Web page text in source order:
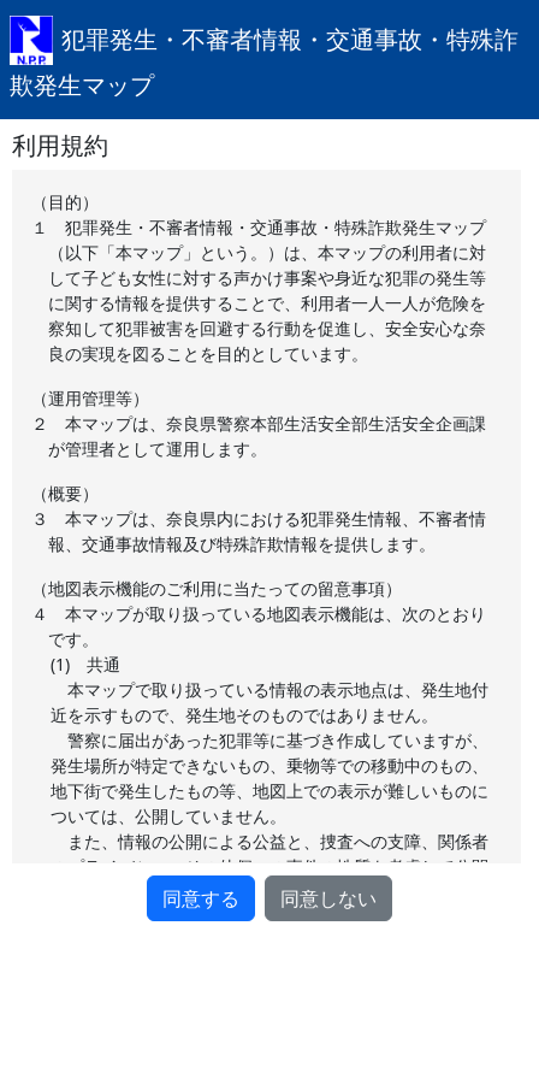
犯罪発生・不審者情報・交通事故・特殊詐
欺発生マップ
利用規約
（目的）
１
犯罪発生・不審者情報・交通事故・特殊詐欺発生マップ
（以下「本マップ」という。）は、本マップの利用者に対
して子ども女性に対する声かけ事案や身近な犯罪の発生等
に関する情報を提供することで、利用者一人一人が危険を
察知して犯罪被害を回避する行動を促進し、安全安心な奈
良の実現を図ることを目的としています。
（運用管理等）
２
本マップは、奈良県警察本部生活安全部生活安全企画課
が管理者として運用します。
（概要）
３
本マップは、奈良県内における犯罪発生情報、不審者情
報、交通事故情報及び特殊詐欺情報を提供します。
（地図表示機能のご利用に当たっての留意事項）
４
本マップが取り扱っている地図表示機能は、次のとおり
です。
(1) 共通
本マップで取り扱っている情報の表示地点は、発生地付
近を示すもので、発生地そのものではありません。
警察に届出があった犯罪等に基づき作成していますが、
発生場所が特定できないもの、乗物等での移動中のもの、
地下街で発生したもの等、地図上での表示が難しいものに
ついては、公開していません。
また、情報の公開による公益と、捜査への支障、関係者
のプライバシー、その他個々の事件の性質を考慮して公開
しており、全ての情報を公開しているわけではないため、
マップ上の発生件数と統計数値が一致しない場合がありま
同意する 同意しない